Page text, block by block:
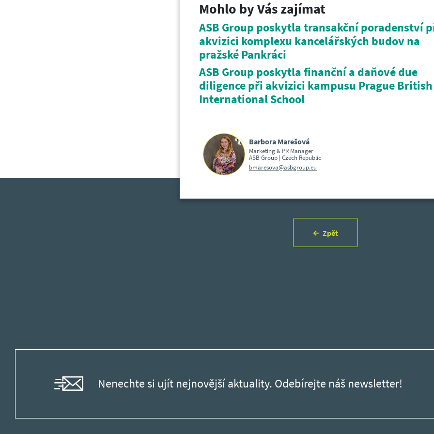
Mohlo by Vás zajímat
ASB Group poskytla transakční poradenství
akvizici komplexu kancelářských budov na
pražské Pankráci
ASB Group poskytla finanční a daňové due
diligence při akvizici kampusu Prague British
International School
Barbora Marešová
Marketing & PR Manager
ASB Group | Czech Republic
bmaresova@asbgroup.eu
Zpět
Nenechte si ujít nejnovější aktuality. Odebírejte náš newsletter!